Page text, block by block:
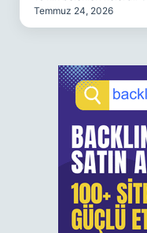
Temmuz 24, 2026